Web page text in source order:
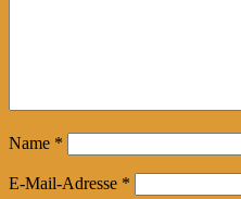
Name *
E-Mail-Adresse *